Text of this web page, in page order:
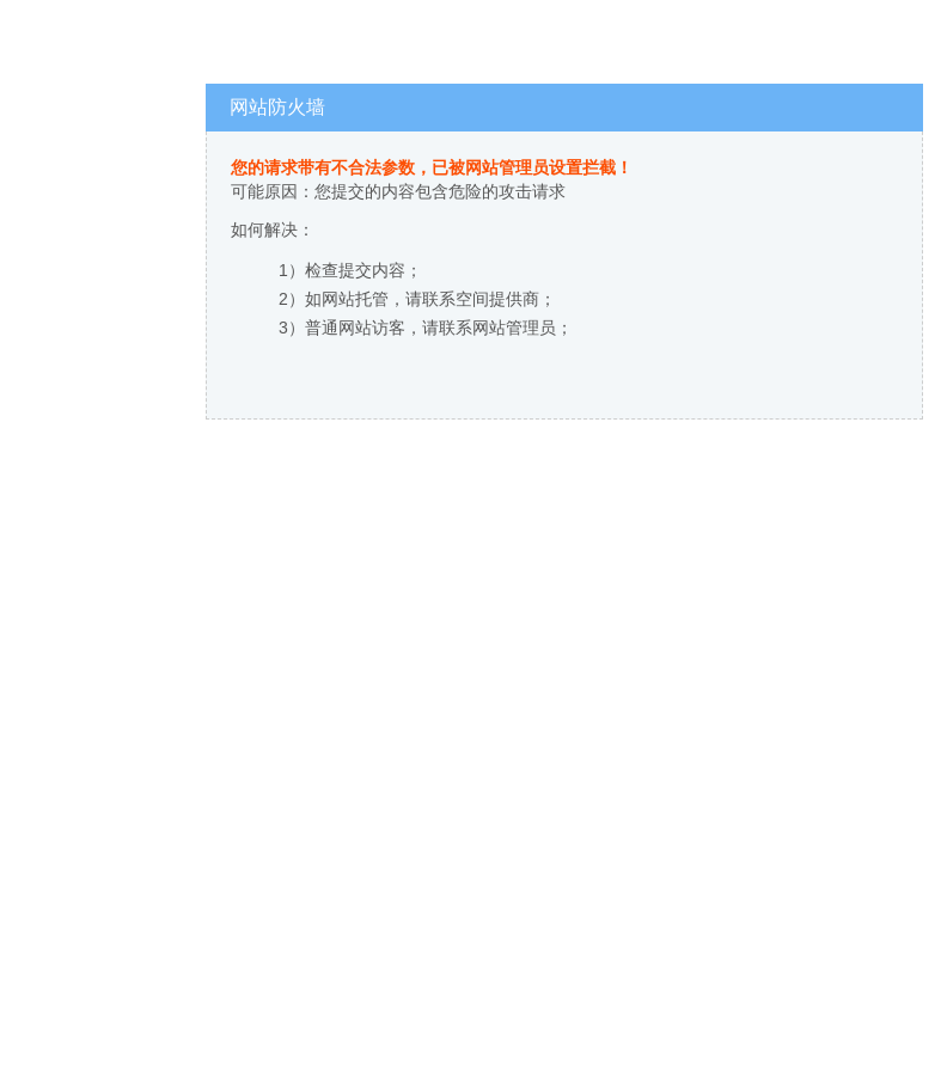
网站防火墙
您的请求带有不合法参数，已被网站管理员设置拦截！
可能原因：您提交的内容包含危险的攻击请求
如何解决：
1）检查提交内容；
2）如网站托管，请联系空间提供商；
3）普通网站访客，请联系网站管理员；